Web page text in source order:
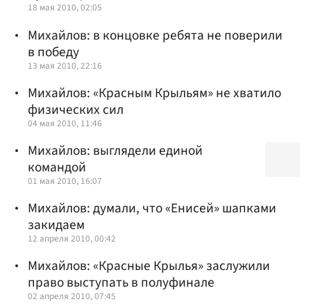
18 мая 2010, 02:05
Михайлов: в концовке ребята не поверили
в победу
13 мая 2010, 22:16
Михайлов: «Красным Крыльям» не хватило
физических сил
04 мая 2010, 11:46
Михайлов: выглядели единой
командой
01 мая 2010, 16:07
Михайлов: думали, что «Енисей» шапками
закидаем
12 апреля 2010, 00:42
Михайлов: «Красные Крылья» заслужили
право выступать в полуфинале
02 апреля 2010, 07:45